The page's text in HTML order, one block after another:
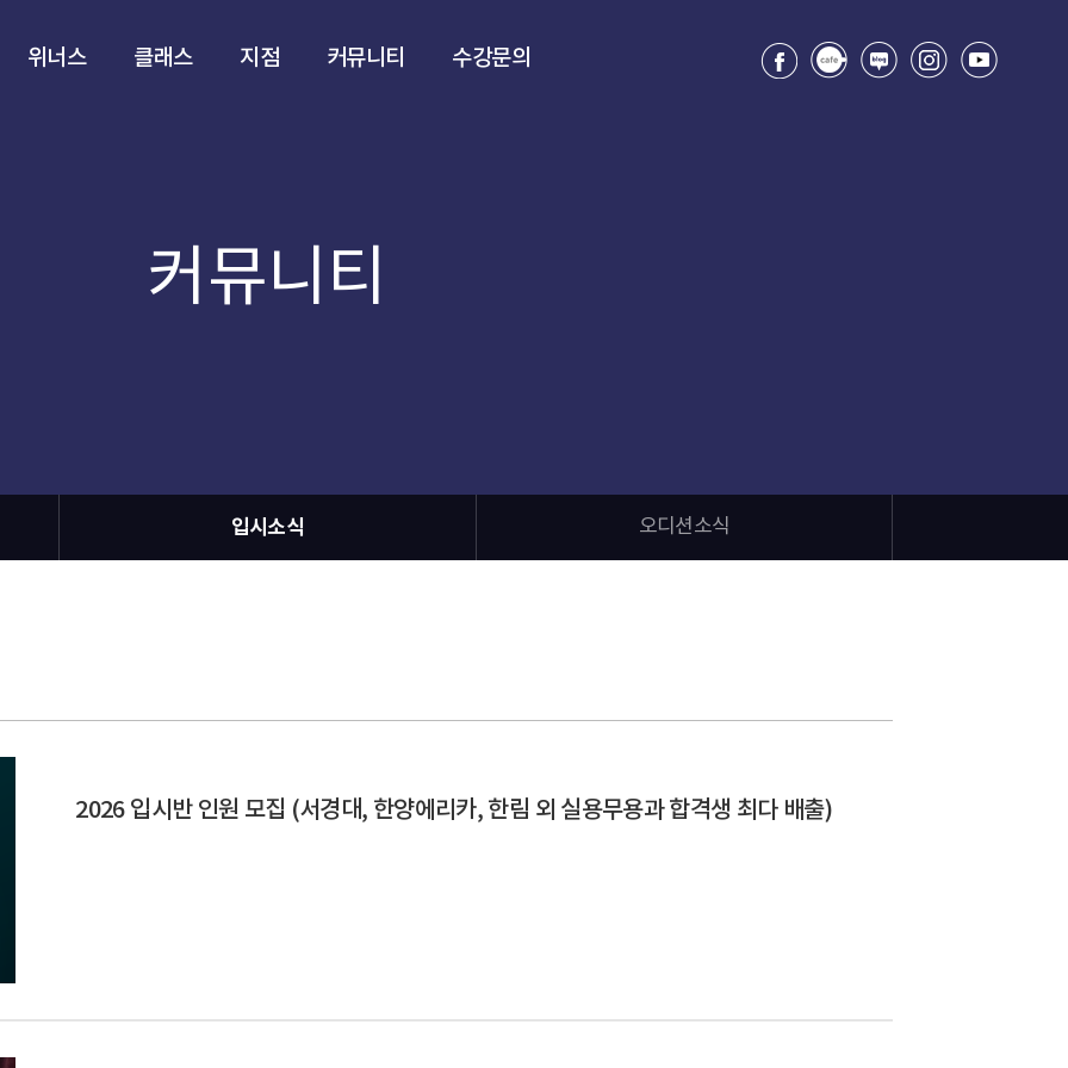
위너스 클래스 지점 커뮤니티 수강문의
커뮤니티
입시소식 오디션소식
2026 입시반 인원 모집 (서경대, 한양에리카, 한림 외 실용무용과 합격생 최다 배출)